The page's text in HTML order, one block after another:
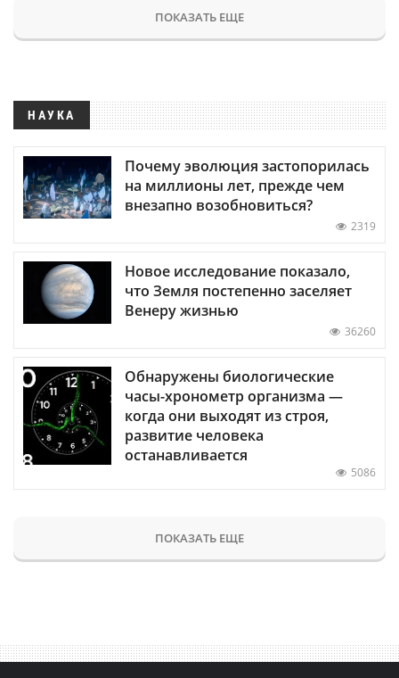
ПОКАЗАТЬ ЕЩЕ
НАУКА
Почему эволюция застопорилась
на миллионы лет, прежде чем
внезапно возобновиться?
2319
Новое исследование показало,
что Земля постепенно заселяет
Венеру жизнью
36260
Обнаружены биологические
часы-хронометр организма —
когда они выходят из строя,
развитие человека
останавливается
5086
ПОКАЗАТЬ ЕЩЕ